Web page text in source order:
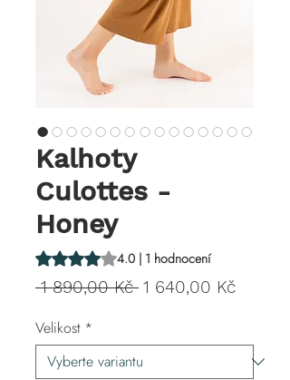
Kalhoty
Culottes -
Honey
Hodnocení je 4.0 z pěti hvězdiček na
4.0 | 1 hodnocení
1 890,00 Kč Běžná
1 640,00 Kč
Velikost *